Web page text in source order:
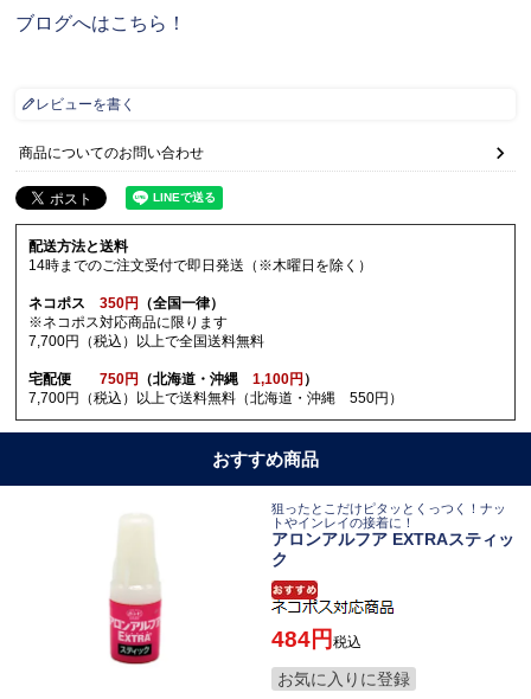
ブログへはこちら！
レビューを書く
商品についてのお問い合わせ
配送方法と送料
14時までのご注文受付で即日発送（※木曜日を除く）
ネコポス350円
（全国一律）
※ネコポス対応商品に限ります
7,700円（税込）以上で全国送料無料
宅配便750円 （北海道・沖縄1,100円 ）
7,700円（税込）以上で送料無料（北海道・沖縄 550円）
おすすめ商品
狙ったとこだけピタッとくっつく！ナッ
トやインレイの接着に！
アロンアルフア EXTRAスティッ
ク
484 税込
お気に入りに登録